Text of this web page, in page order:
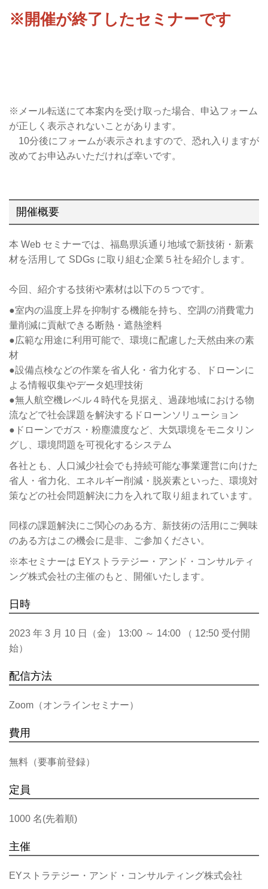
※開催が終了したセミナーです
※メール転送にて本案内を受け取った場合、申込フォーム
が正しく表示されないことがあります。
10分後にフォームが表示されますので、恐れ入りますが
改めてお申込みいただければ幸いです。
開催概要
本 Web セミナーでは、福島県浜通り地域で新技術・新素
材を活用して SDGs に取り組む企業５社を紹介します。
今回、紹介する技術や素材は以下の５つです。
●室内の温度上昇を抑制する機能を持ち、空調の消費電力
量削減に貢献できる断熱・遮熱塗料
●広範な用途に利用可能で、環境に配慮した天然由来の素
材
●設備点検などの作業を省人化・省力化する、ドローンに
よる情報収集やデータ処理技術
●無人航空機レベル４時代を見据え、過疎地域における物
流などで社会課題を解決するドローンソリューション
●ドローンでガス・粉塵濃度など、大気環境をモニタリン
グし、環境問題を可視化するシステム
各社とも、人口減少社会でも持続可能な事業運営に向けた
省人・省力化、エネルギー削減・脱炭素といった、環境対
策などの社会問題解決に力を入れて取り組まれています。
同様の課題解決にご関心のある方、新技術の活用にご興味
のある方はこの機会に是非、ご参加ください。
※本セミナーは EYストラテジー・アンド・コンサルティ
ング株式会社の主催のもと、開催いたします。
日時
2023 年 3 月 10 日（金） 13:00 ～ 14:00 （ 12:50 受付開
始）
配信方法
Zoom（オンラインセミナー）
費用
無料（要事前登録）
定員
1000 名(先着順)
主催
EYストラテジー・アンド・コンサルティング株式会社